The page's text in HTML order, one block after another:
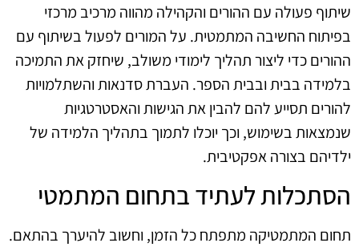
שיתוף פעולה עם ההורים והקהילה מהווה מרכיב מרכזי
בפיתוח החשיבה המתמטית. על המורים לפעול בשיתוף עם
ההורים כדי ליצור תהליך לימודי משולב, שיחזק את התמיכה
בלמידה בבית ובבית הספר. העברת סדנאות והשתלמויות
להורים תסייע להם להבין את הגישות והאסטרטגיות
שנמצאות בשימוש, וכך יוכלו לתמוך בתהליך הלמידה של
ילדיהם בצורה אפקטיבית.
הסתכלות לעתיד בתחום המתמטי
תחום המתמטיקה מתפתח כל הזמן, וחשוב להיערך בהתאם.